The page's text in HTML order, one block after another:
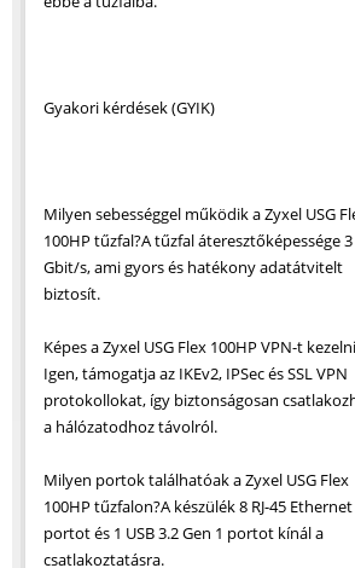
Gyakori kérdések (GYIK)
Milyen sebességgel működik a Zyxel USG
100HP tűzfal?A tűzfal áteresztőképessége 3
Gbit/s, ami gyors és hatékony adatátvitelt
biztosít.
Képes a Zyxel USG Flex 100HP VPN-t
Igen, támogatja az IKEv2, IPSec és SSL VPN
protokollokat, így biztonságosan
a hálózatodhoz távolról.
Milyen portok találhatóak a Zyxel USG Flex
100HP tűzfalon?A készülék 8 RJ-45 Ethernet
portot és 1 USB 3.2 Gen 1 portot kínál a
csatlakoztatásra.